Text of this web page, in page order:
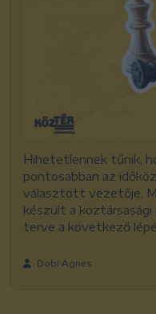
Hihetetlennek tűnik,
pontosabban az
választott vezetője,
készült a köztársasági
terve a következő
Dobi Ágnes